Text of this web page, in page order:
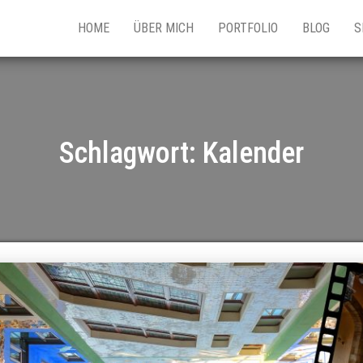
HOME ÜBER MICH PORTFOLIO BLOG
Schlagwort: Kalender